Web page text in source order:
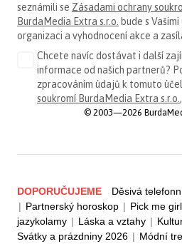
seznámili se Zásadami ochrany
BurdaMedia Extra s.r.o. bude s
organizaci a vyhodnocení akce a
Chcete navíc dostávat i další
informace od našich partnerů?
zpracováním údajů k tomuto
soukromí BurdaMedia Extra s.r.o.
© 2003—2026
DOPORUČUJEME Děsivá
| Partnerský horoskop | Pick me girl
jazykolamy | Láska a vztahy |
Svátky a prázdniny 2026 | Módní